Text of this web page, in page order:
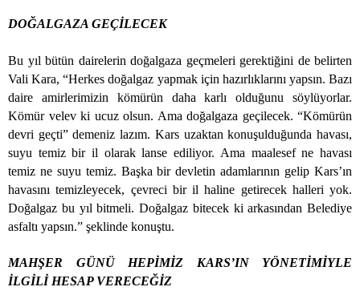
DOĞALGAZA GEÇİLECEK
Bu yıl bütün dairelerin doğalgaza geçmeleri gerektiğini de belirten
Vali Kara, “Herkes doğalgaz yapmak için hazırlıklarını yapsın. Bazı
daire amirlerimizin kömürün daha karlı olduğunu söylüyorlar.
Kömür velev ki ucuz olsun. Ama doğalgaza geçilecek. “Kömürün
devri geçti” demeniz lazım. Kars uzaktan konuşulduğunda havası,
suyu temiz bir il olarak lanse ediliyor. Ama maalesef ne havası
temiz ne suyu temiz. Başka bir devletin adamlarının gelip Kars’ın
havasını temizleyecek, çevreci bir il haline getirecek halleri yok.
Doğalgaz bu yıl bitmeli. Doğalgaz bitecek ki arkasından Belediye
asfaltı yapsın.” şeklinde konuştu.
MAHŞER GÜNÜ HEPİMİZ KARS’IN YÖNETİMİYLE
İLGİLİ HESAP VERECEĞİZ